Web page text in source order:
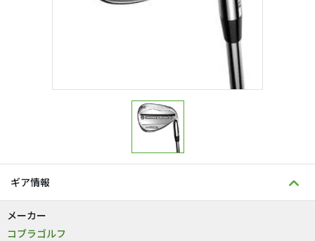
ギア情報
メーカー
コブラゴルフ